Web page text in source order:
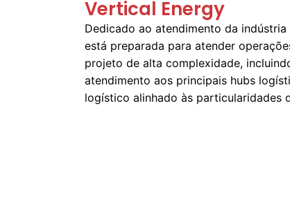
Vertical Energy
Dedicado ao atendimento da
está preparada para atender
projeto de alta complexidade,
atendimento aos principais hubs
logístico alinhado às particularidades